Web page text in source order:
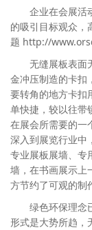
企业在会展活
的吸引目标观众，
题 http://
无缝展板表面
金冲压制造的卡扣
要转角的地方卡扣
单快捷，较以往带
在展会所需要的一
深入到展览行业中
专业展板展墙、专
墙，在书画展示上
方节约了可观的制
绿色环保理念
形式是大势所趋，